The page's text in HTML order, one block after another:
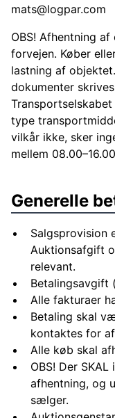
mats@logpar.com
OBS! Afhentning
forvejen. Køber
lastning af
dokumenter
type
vilkår ikke, sker
mellem
Generelle
Salgsprovision
Auktionsafgift
relevant.
Betalingsavgift
Alle fakturaer
Betaling skal
kontaktes for
Alle køb skal
OBS! Der
afhentning, og
sælger.